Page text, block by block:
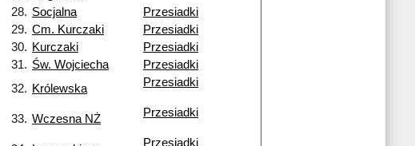
28. Socjalna
Przesiadki
29. Cm. Kurczaki
Przesiadki
30. Kurczaki
Przesiadki
31. Św. Wojciecha
Przesiadki
32. Królewska Przesiadki
33. Wczesna NŻ Przesiadki
Przesiadki